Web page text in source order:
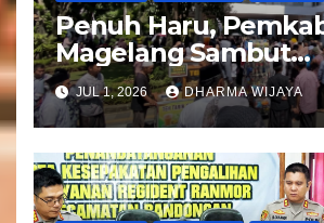
Penuh Haru,
Magelang Sambut
Kepulangan Jemaah
Kloter 81
JUL 1, 2026 DHARMA WIJAYA